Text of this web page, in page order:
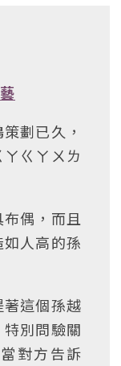
劃已久，
ㄍㄚㄨㄌ
偶，而且
人高的孫
這個孫越
別問驗關
對方告訴